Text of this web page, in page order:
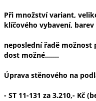
Při množství variant,
klíčového vybavení, barev
neposlední řadě možnost
dost možné.......
Úprava stěnového na
- ST 11-131 za 3.210,- Kč